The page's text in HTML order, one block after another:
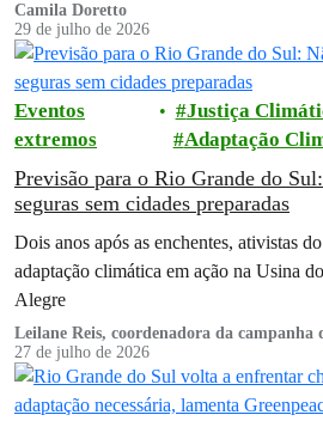
Camila Doretto
29 de julho de 2026
Eventos
extremos
Justiça
Adaptação
Previsão para o Rio Grande do
seguras sem cidades preparadas
Dois anos após as enchentes, ativistas
adaptação climática em ação na Usina
Alegre
Leilane Reis, coordenadora da
Greenpeace Brasil
27 de julho de 2026